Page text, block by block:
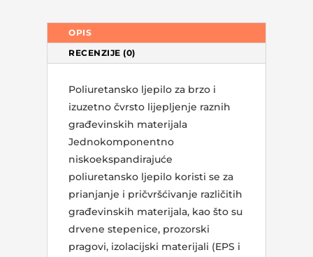
OPIS
RECENZIJE (0)
Poliuretansko ljepilo za brzo i
izuzetno čvrsto lijepljenje raznih
građevinskih materijala
Jednokomponentno
niskoekspandirajuće
poliuretansko ljepilo koristi se za
prianjanje i pričvršćivanje različitih
građevinskih materijala, kao što su
drvene stepenice, prozorski
pragovi, izolacijski materijali (EPS i